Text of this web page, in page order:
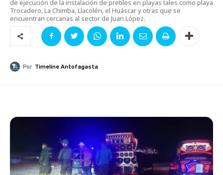
de ejecución de la instalación de pretiles en playas tales como playa
Trocadero, La Chimba, Llacolén, el Huáscar y otras que se
encuentran cercanas al sector de Juan López.
Por Timeline Antofagasta